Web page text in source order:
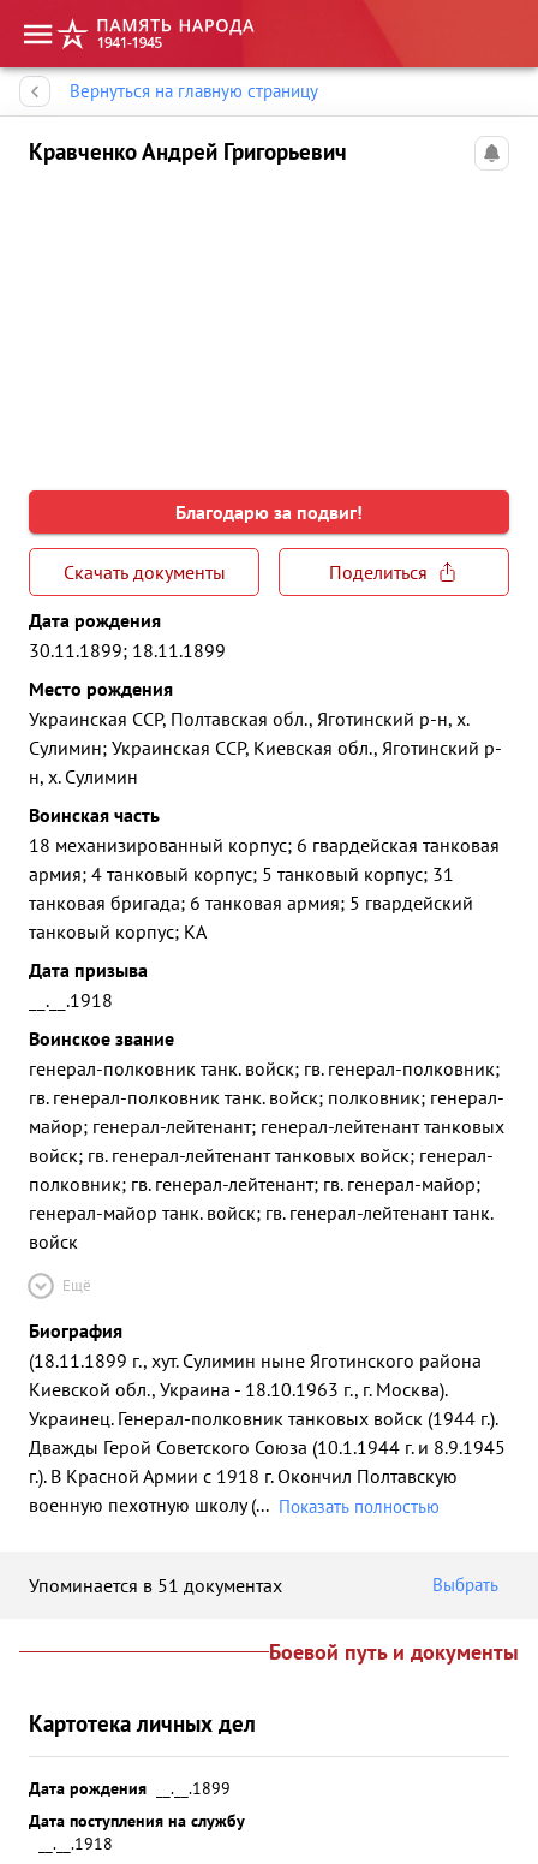
Вернуться на главную страницу
Кравченко Андрей Григорьевич
Благодарю за подвиг!
Скачать документы
Поделиться
Дата рождения
30.11.1899; 18.11.1899
Место рождения
Украинская ССР, Полтавская обл., Яготинский р-н, х.
Сулимин; Украинская ССР, Киевская обл., Яготинский р-
н, х. Сулимин
Воинская часть
18 механизированный корпус; 6 гвардейская танковая
армия; 4 танковый корпус; 5 танковый корпус; 31
танковая бригада; 6 танковая армия; 5 гвардейский
танковый корпус; КА
Дата призыва
__.__.1918
Воинское звание
генерал-полковник танк. войск; гв. генерал-полковник;
гв. генерал-полковник танк. войск; полковник; генерал-
майор; генерал-лейтенант; генерал-лейтенант танковых
войск; гв. генерал-лейтенант танковых войск; генерал-
полковник; гв. генерал-лейтенант; гв. генерал-майор;
генерал-майор танк. войск; гв. генерал-лейтенант танк.
войск
Ещё
Биография
(18.11.1899 г., хут. Сулимин ныне Яготинского района
Киевской обл., Украина - 18.10.1963 г., г. Москва).
Украинец. Генерал-полковник танковых войск (1944 г.).
Дважды Герой Советского Союза (10.1.1944 г. и 8.9.1945
г.). В Красной Армии с 1918 г. Окончил Полтавскую
военную пехотную школу (... Показать полностью
Упоминается в 51 документах Выбрать
Боевой путь и документы
Картотека личных дел
Дата рождения
__.__.1899
Дата поступления на службу
__.__.1918
Память народа